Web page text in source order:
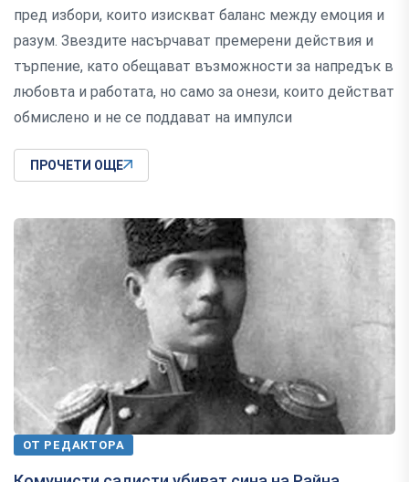
пред избори, които изискват баланс между емоция и
разум. Звездите насърчават премерени действия и
търпение, като обещават възможности за напредък в
любовта и работата, но само за онези, които действат
обмислено и не се поддават на импулси
ПРОЧЕТИ ОЩЕ
ОТ РЕДАКТОРА